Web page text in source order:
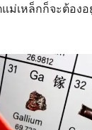
ม่เหล็กก็จะต้อง